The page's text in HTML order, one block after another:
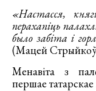
«Настасся,
перахапіць
было забіта і
(Мацей
Менавіта з
першае